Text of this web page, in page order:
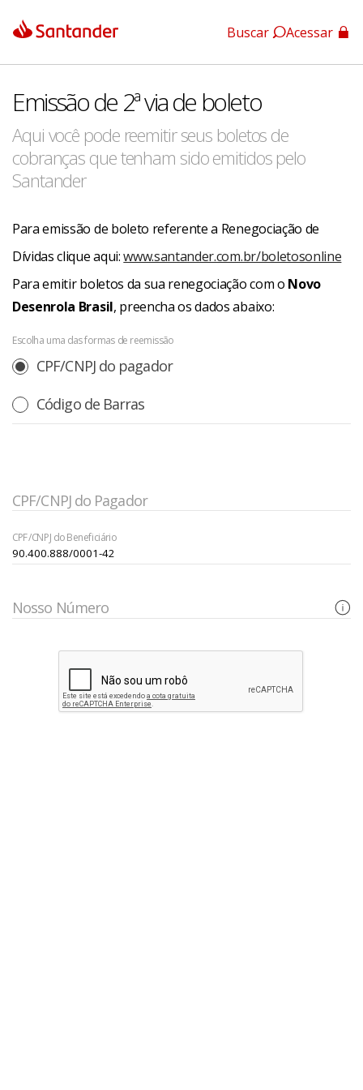
App Santander
App Santander Empresas
Buscar Acessar
Emissão de 2ª via de boleto
Aqui você pode reemitir seus boletos de
cobranças que tenham sido emitidos pelo
Santander
Para emissão de boleto referente a Renegociação de
Dívidas clique aqui:www.santander.com.br/boletosonline
Para emitir boletos da sua renegociação com o Novo
Desenrola Brasil, preencha os dados abaixo:
Escolha uma das formas de reemissão
CPF/CNPJ do pagador
Código de Barras
CPF/CNPJ do Pagador
CPF/CNPJ do Beneficiário
Nosso Número